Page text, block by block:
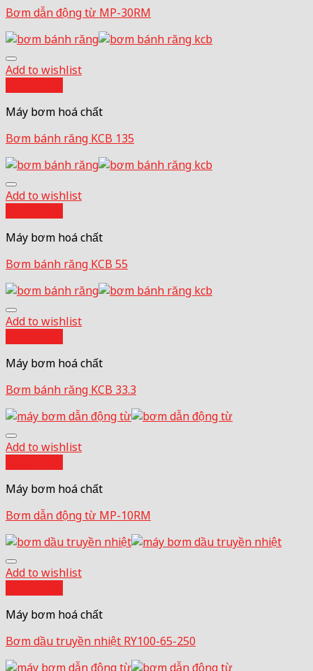
Bơm dẫn động từ MP-30RM
Add to wishlist
Máy bơm hoá chất
Bơm bánh răng KCB 135
Add to wishlist
Máy bơm hoá chất
Bơm bánh răng KCB 55
Add to wishlist
Máy bơm hoá chất
Bơm bánh răng KCB 33.3
Add to wishlist
Máy bơm hoá chất
Bơm dẫn động từ MP-10RM
Add to wishlist
Máy bơm hoá chất
Bơm dầu truyền nhiệt RY100-65-250